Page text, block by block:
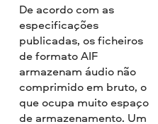
De acordo com as
especificações
publicadas, os ficheiros
de formato AIF
armazenam áudio não
comprimido em bruto, o
que ocupa muito espaço
de armazenamento. Um